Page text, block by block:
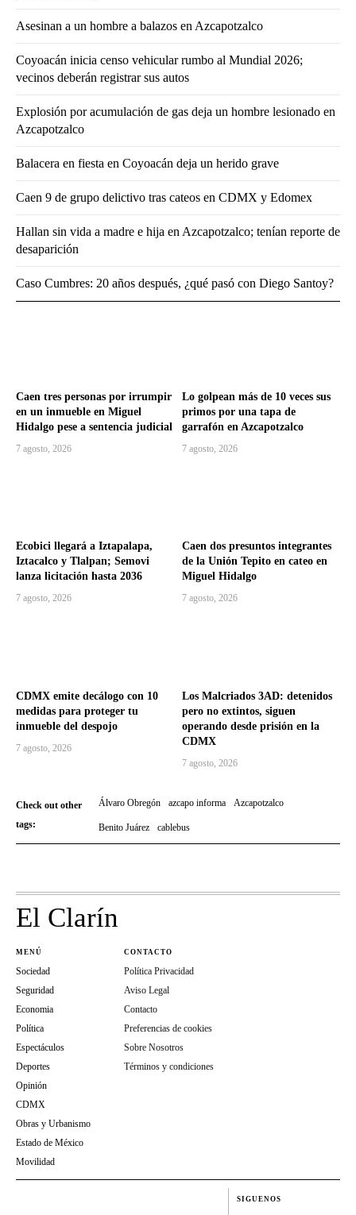
Caen tres personas por irrumpir
en un inmueble en Miguel
Hidalgo pese a sentencia judicial
7 agosto, 2026
Lo golpean más de 10 veces sus
primos por una tapa de
garrafón en Azcapotzalco
7 agosto, 2026
Ecobici llegará a Iztapalapa,
Iztacalco y Tlalpan; Semovi
lanza licitación hasta 2036
7 agosto, 2026
Caen dos presuntos integrantes
de la Unión Tepito en cateo en
Miguel Hidalgo
7 agosto, 2026
CDMX emite decálogo con 10
medidas para proteger tu
inmueble del despojo
7 agosto, 2026
Los Malcriados 3AD: detenidos
pero no extintos, siguen
operando desde prisión en la
CDMX
7 agosto, 2026
Check out other
tags:
Álvaro Obregón azcapo informa Azcapotzalco
Benito Juárez cablebus
Asesinan a un hombre a balazos en Azcapotzalco
Coyoacán inicia censo vehicular rumbo al Mundial 2026;
vecinos deberán registrar sus autos
Explosión por acumulación de gas deja un hombre lesionado en
Azcapotzalco
Balacera en fiesta en Coyoacán deja un herido grave
Caen 9 de grupo delictivo tras cateos en CDMX y Edomex
Hallan sin vida a madre e hija en Azcapotzalco; tenían reporte de
desaparición
Caso Cumbres: 20 años después, ¿qué pasó con Diego Santoy?
El Clarín
MENÚ
Sociedad
Seguridad
Economia
Política
Espectáculos
Deportes
Opinión
CDMX
Obras y Urbanismo
Estado de México
Movilidad
CONTACTO
Política Privacidad
Aviso Legal
Contacto
Preferencias de cookies
Sobre Nosotros
Términos y condiciones
SIGUENOS